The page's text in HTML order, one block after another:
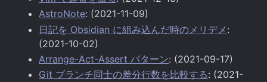
AstroNote: (2021-11-09)
日記を Obsidian に組み込んだ時のメリデメ :
(2021-10-02)
Arrange-Act-Assert パターン: (2021-09-17)
Git ブランチ同士の差分行数を比較する: (2021-